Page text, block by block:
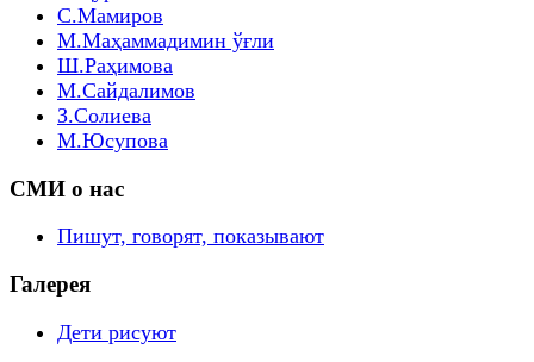
С.Мамиров
М.Маҳаммадимин ўғли
Ш.Раҳимова
М.Сайдалимов
З.Солиева
М.Юсупова
СМИ о нас
Пишут, говорят, показывают
Галерея
Дети рисуют